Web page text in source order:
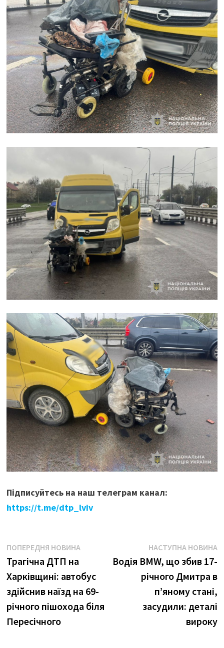
Підписуйтесь на наш телеграм канал:
https://t.me/dtp_lviv
Навігація
записів
ПОПЕРЕДНЯ НОВИНАПопередня
Трагічна ДТП на
Харківщині: автобус
здійснив наїзд на 69-
річного пішохода біля
Пересічного
НАСТУПНА НОВИНА
Водія BMW, що збив 17-
річного Дмитра в
п’яному стані,
засудили: деталі
вироку